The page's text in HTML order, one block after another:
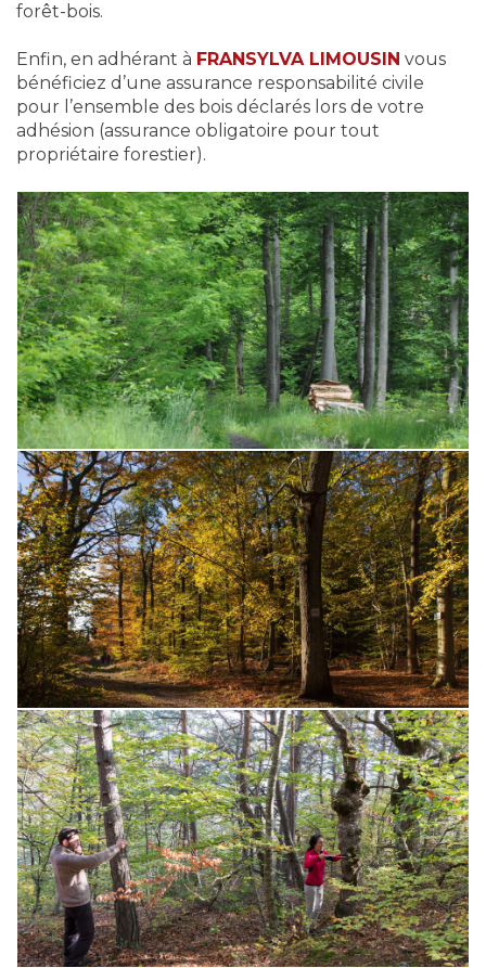
forêt-bois.
Enfin, en adhérant à FRANSYLVA LIMOUSIN vous
bénéficiez d’une assurance responsabilité civile
pour l’ensemble des bois déclarés lors de votre
adhésion (assurance obligatoire pour tout
propriétaire forestier).